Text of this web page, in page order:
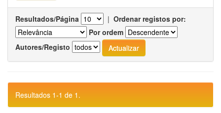
Resultados/Página | Ordenar registos por:
Por ordem
Autores/Registo
Resultados 1-1 de 1.